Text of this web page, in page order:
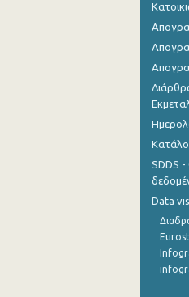
SDDS -
Data